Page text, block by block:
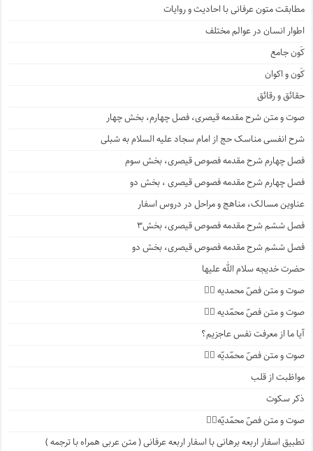
مطابقت متون عرفانی با احادیث و روایات
اطوار انسان در عوالم مختلف
کَون جامع
کَون و اکوان
حقائق و رقائق
صوت و متن شرح مقدمه قیصری، فصل چهارم، بخش چهار
شرح انفسی مناسک حج از امام سجاد علیه السلام به شبلی
فصل چهارم شرح مقدمه فصوص قیصری، بخش سوم
فصل چهارم شرح مقدمه فصوص قیصری ، بخش دو
عناوین مسالک، مناهج و مراحل در دروس اسفار
فصل ششم شرح مقدمه فصوص قیصری، بخش۳
فصل ششم شرح مقدمه فصوص قیصری، بخش دو
حضرت خدیجه سلام الله علیها
صوت و متن فصّ محمدیه ۴️⃣
صوت و متن فصّ محمّدیه ۳️⃣
آیا ما از معرفت نفس عاجزیم؟
صوت و متن فصّ محمّدیّه ۲️⃣
مواظبت از قلب
ذکر سکوت
صوت و متن فصّ محمّدیّه۱️⃣
تطبیق اسفار اربعه برهانی با اسفار اربعه عرفانی ( متن عربی همراه با ترجمه )